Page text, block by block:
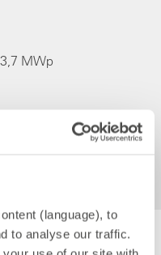
(language), to
to analyse our traffic.
MWp
(21 kV)